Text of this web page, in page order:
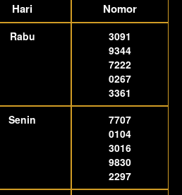
Hari Nomor
Rabu
3091
9344
7222
0267
3361
Senin
7707
0104
3016
9830
2297